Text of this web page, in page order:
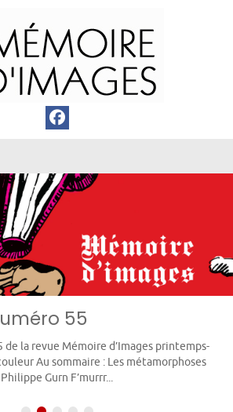
55
de la revue Mémoire d’Images printemps-
Au sommaire : Les métamorphoses
Gurn F’murrr...